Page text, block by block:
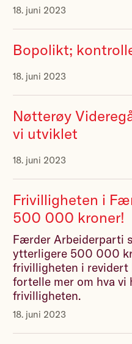
18. juni 2023
Bopolikt;
18. juni 2023
Nøtterøy
vi utviklet
18. juni 2023
Frivilligheten i
500 000 kroner!
18. juni 2023
Færder Arbeiderparti
ytterligere 500 000
frivilligheten i revidert
fortelle mer om hva
frivilligheten.